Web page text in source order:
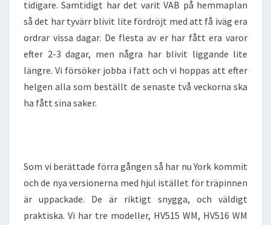
tidigare. Samtidigt har det varit VAB på hemmaplan
så det har tyvärr blivit lite fördröjt med att få iväg era
ordrar vissa dagar. De flesta av er har fått era varor
efter 2-3 dagar, men några har blivit liggande lite
längre. Vi försöker jobba i fatt och vi hoppas att efter
helgen alla som beställt de senaste två veckorna ska
ha fått sina saker.
Som vi berättade förra gången så har nu York kommit
och de nya versionerna med hjul istället för träpinnen
är uppackade. De är riktigt snygga, och väldigt
praktiska. Vi har tre modeller, HV515 WM, HV516 WM